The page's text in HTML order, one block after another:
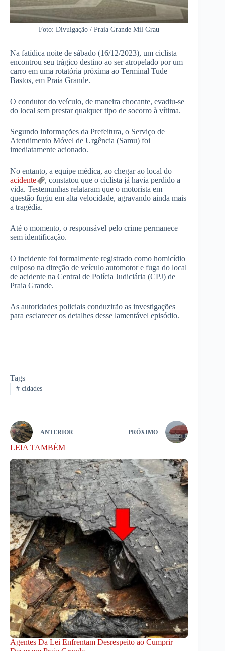
Foto: Divulgação / Praia Grande Mil Grau
Na fatídica noite de sábado (16/12/2023), um ciclista
encontrou seu trágico destino ao ser atropelado por um
carro em uma rotatória próxima ao Terminal Tude
Bastos, em Praia Grande.
O condutor do veículo, de maneira chocante, evadiu-se
do local sem prestar qualquer tipo de socorro à vítima.
Segundo informações da Prefeitura, o Serviço de
Atendimento Móvel de Urgência (Samu) foi
imediatamente acionado.
No entanto, a equipe médica, ao chegar ao local do
acidente
, constatou que o ciclista já havia perdido a
vida. Testemunhas relataram que o motorista em
questão fugiu em alta velocidade, agravando ainda mais
a tragédia.
Até o momento, o responsável pelo crime permanece
sem identificação.
O incidente foi formalmente registrado como homicídio
culposo na direção de veículo automotor e fuga do local
de acidente na Central de Polícia Judiciária (CPJ) de
Praia Grande.
As autoridades policiais conduzirão as investigações
para esclarecer os detalhes desse lamentável episódio.
Tags
#cidades
ANTERIOR PRÓXIMO
LEIA TAMBÉM
Agentes Da Lei Enfrentam Desrespeito ao Cumprir